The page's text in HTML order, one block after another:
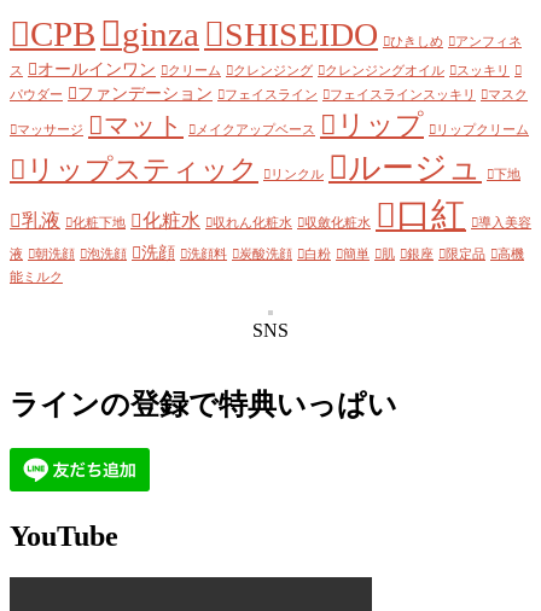
CPB ginza SHISEIDO ひきしめ アンフィネ
ス オールインワン クリーム クレンジング クレンジングオイル
スッキリ
パウダー
ファンデーション フェイスライン フェイスラインスッキリ マスク
マッサージ マット メイクアップベース リップ リップクリーム
リップスティック リンクル ルージュ 下地
乳液 化粧下地 化粧水 収れん化粧水 収斂化粧水 口紅 導入美容
液 朝洗顔 泡洗顔 洗顔 洗顔料 炭酸洗顔 白粉 簡単 肌 銀座 限定品
高機
能ミルク
SNS
ラインの登録で特典いっぱい
YouTube